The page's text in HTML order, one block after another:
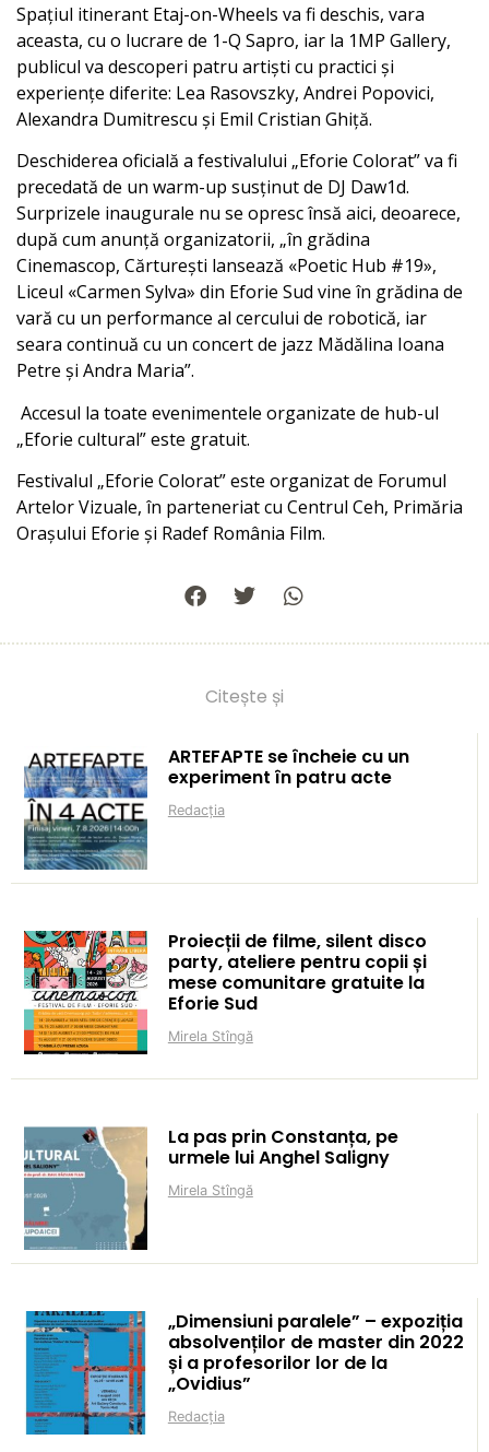
Spațiul itinerant Etaj-on-Wheels va fi deschis, vara
aceasta, cu o lucrare de 1-Q Sapro, iar la 1MP Gallery,
publicul va descoperi patru artiști cu practici și
experiențe diferite: Lea Rasovszky, Andrei Popovici,
Alexandra Dumitrescu și Emil Cristian Ghiță.
Deschiderea oficială a festivalului „Eforie Colorat” va fi
precedată de un warm-up susținut de DJ Daw1d.
Surprizele inaugurale nu se opresc însă aici, deoarece,
după cum anunță organizatorii, „în grădina
Cinemascop, Cărturești lansează «Poetic Hub #19»,
Liceul «Carmen Sylva» din Eforie Sud vine în grădina de
vară cu un performance al cercului de robotică, iar
seara continuă cu un concert de jazz Mădălina Ioana
Petre și Andra Maria”.
Accesul la toate evenimentele organizate de hub-ul
„Eforie cultural” este gratuit.
Festivalul „Eforie Colorat” este organizat de Forumul
Artelor Vizuale, în parteneriat cu Centrul Ceh, Primăria
Orașului Eforie și Radef România Film.
Citește și
ARTEFAPTE se încheie cu un
experiment în patru acte
Redacția
Proiecții de filme, silent disco
party, ateliere pentru copii și
mese comunitare gratuite la
Eforie Sud
Mirela Stîngă
La pas prin Constanța, pe
urmele lui Anghel Saligny
Mirela Stîngă
„Dimensiuni paralele” – expoziția
absolvenților de master din 2022
și a profesorilor lor de la
„Ovidius”
Redacția